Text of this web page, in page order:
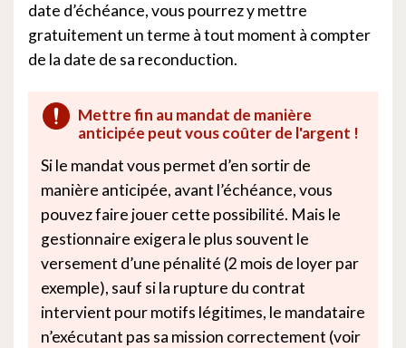
date d’échéance, vous pourrez y mettre
gratuitement un terme à tout moment à compter
de la date de sa reconduction.
Mettre fin au mandat de manière
anticipée peut vous coûter de l'argent !
Si le mandat vous permet d’en sortir de
manière anticipée, avant l’échéance, vous
pouvez faire jouer cette possibilité. Mais le
gestionnaire exigera le plus souvent le
versement d’une pénalité (2 mois de loyer par
exemple), sauf si la rupture du contrat
intervient pour motifs légitimes, le mandataire
n’exécutant pas sa mission correctement (voir